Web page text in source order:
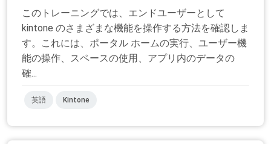
このトレーニングでは、エンドユーザーとして
kintone のさまざまな機能を操作する方法を確認しま
す。これには、ポータル ホームの実行、ユーザー機
能の操作、スペースの使用、アプリ内のデータの
確...
英語 Kintone